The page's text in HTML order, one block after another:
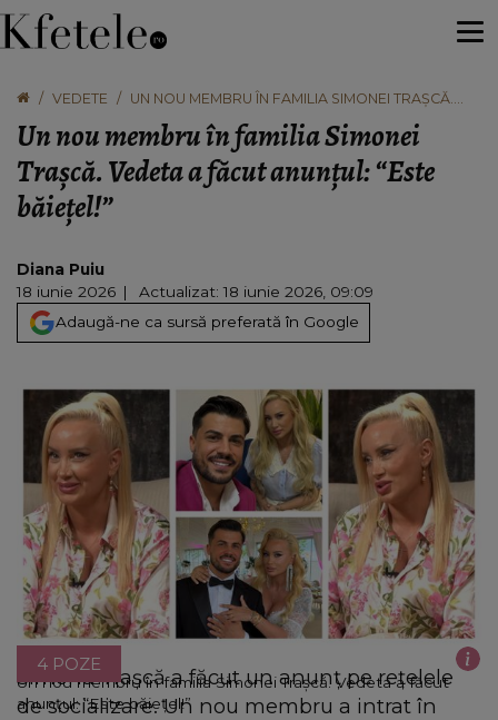
VEDETE
UN NOU MEMBRU ÎN FAMILIA SIMONEI TRAȘCĂ.
Un nou membru în familia Simonei
Trașcă. Vedeta a făcut anunțul: “Este
băiețel!”
Diana Puiu
18 iunie 2026
Actualizat: 18 iunie 2026, 09:09
Adaugă-ne ca sursă preferată în Google
Un nou membru în familia Simonei Trașcă. Vedeta a făcut
anunțul: “Este băiețel!”
4 POZE
Simona Trașcă a făcut un anunț pe rețelele
de socializare. Un nou membru a intrat în